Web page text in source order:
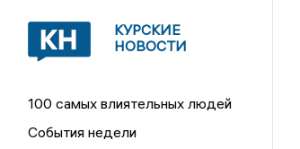
КУРСКИЕ
НОВОСТИ
100 самых влиятельных людей
События недели